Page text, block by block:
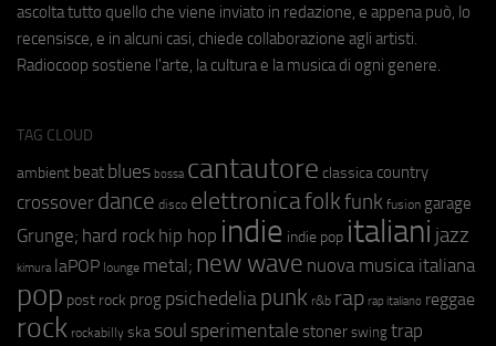
ascolta tutto quello che viene inviato in redazione, e appena può, lo
recensisce, e in alcuni casi, chiede collaborazione agli artisti.
Radiocoop sostiene l'arte, la cultura e la musica di ogni genere.
TAG CLOUD
ambient beat blues bossa cantautore classica country
crossover dance disco elettronicafolkfunk fusion garage
Grunge; hard rock hip hop indie indie pop italiani jazz
kimura laPOP lounge metal; new wave nuova musica italiana
pop post rock prog psichedeliapunk r&b rap rap italiano reggae
rock rockabilly ska soul sperimentale stoner swing trap